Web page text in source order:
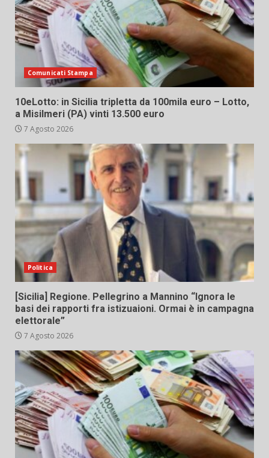
Comunicati Stampa
10eLotto: in Sicilia tripletta da 100mila euro – Lotto,
a Misilmeri (PA) vinti 13.500 euro
7 Agosto 2026
Politica
[Sicilia] Regione. Pellegrino a Mannino “Ignora le
basi dei rapporti fra istizuaioni. Ormai è in campagna
elettorale”
7 Agosto 2026